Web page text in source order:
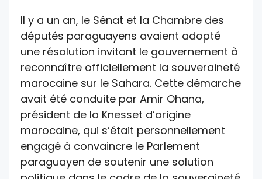
Il y a un an, le Sénat et la Chambre des
députés paraguayens avaient adopté
une résolution invitant le gouvernement à
reconnaître officiellement la souveraineté
marocaine sur le Sahara. Cette démarche
avait été conduite par Amir Ohana,
président de la Knesset d’origine
marocaine, qui s’était personnellement
engagé à convaincre le Parlement
paraguayen de soutenir une solution